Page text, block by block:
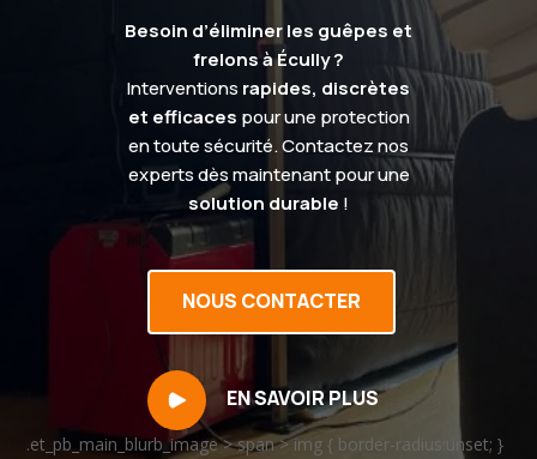
Besoin d’éliminer les guêpes et
frelons à Écully ?
Interventions rapides, discrètes
et efficaces pour une protection
en toute sécurité. Contactez nos
experts dès maintenant pour une
solution durable !
NOUS CONTACTER
EN SAVOIR PLUS
.et_pb_main_blurb_image > span > img { border-radius:unset; }